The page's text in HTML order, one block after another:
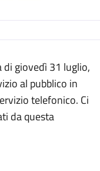
giovedì 31 luglio,
al pubblico in
telefonico. Ci
da questa